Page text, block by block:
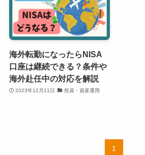
海外転勤になったらNISA
口座は継続できる？条件や
海外赴任中の対応を解説
2023年12月11日 投資・資産運用
1